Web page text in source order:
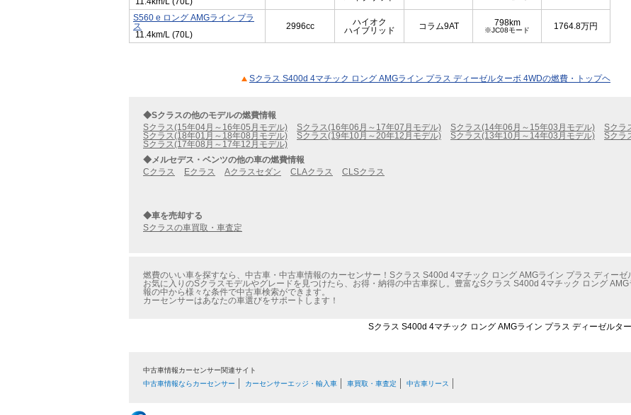
S560 e ロング AMGライン プラ
ス
11.4km/L (70L)
2996cc
ハイオク
ハイブリッド
コラム9AT 798km
※JC08モード 1764.8万円
Sクラス S400d 4マチック ロング AMGライン プラス ディーゼルターボ 4WDの燃費・トップヘ
◆Sクラスの他のモデルの燃費情報
Sクラス(15年04月～16年05月モデル)
Sクラス(16年06月～17年07月モデル) Sクラス(14年06月～15年03月モデル)
Sクラ
Sクラス(18年01月～18年08月モデル)
Sクラス(19年10月～20年12月モデル) Sクラス(13年10月～14年03月モデル)
Sクラ
Sクラス(17年08月～17年12月モデル)
◆メルセデス・ベンツの他の車の燃費情報
Cクラス
Eクラス Aクラスセダン CLAクラス CLSクラス
◆車を売却する
Sクラスの車買取・車査定
燃費のいい車を探すなら、中古車・中古車情報のカーセンサー！Sクラス S400d 4マチック ロング AMGライン プラス ディーゼ
お気に入りのSクラスモデルやグレードを見つけたら、お得・納得の中古車探し。豊富なSクラス S400d 4マチック ロング
報の中から様々な条件で中古車検索ができます。
カーセンサーはあなたの車選びをサポートします！
Sクラス S400d 4マチック ロング AMGライン プラス ディーゼルタ
中古車情報カーセンサー関連サイト
中古車情報ならカーセンサー
カーセンサーエッジ・輸入車 車買取・車査定 中古車リース